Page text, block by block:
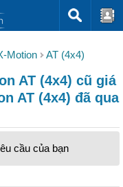
Motion AT (4x4)
AT (4x4) cũ giá
AT (4x4) đã qua
cầu của bạn